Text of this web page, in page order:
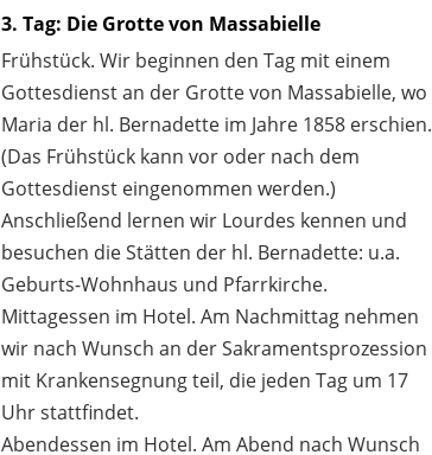
3. Tag: Die Grotte von Massabielle
Frühstück. Wir beginnen den Tag mit einem
Gottesdienst an der Grotte von Massabielle, wo
Maria der hl. Bernadette im Jahre 1858 erschien.
(Das Frühstück kann vor oder nach dem
Gottesdienst eingenommen werden.)
Anschließend lernen wir Lourdes kennen und
besuchen die Stätten der hl. Bernadette: u.a.
Geburts-Wohnhaus und Pfarrkirche.
Mittagessen im Hotel. Am Nachmittag nehmen
wir nach Wunsch an der Sakramentsprozession
mit Krankensegnung teil, die jeden Tag um 17
Uhr stattfindet.
Abendessen im Hotel. Am Abend nach Wunsch